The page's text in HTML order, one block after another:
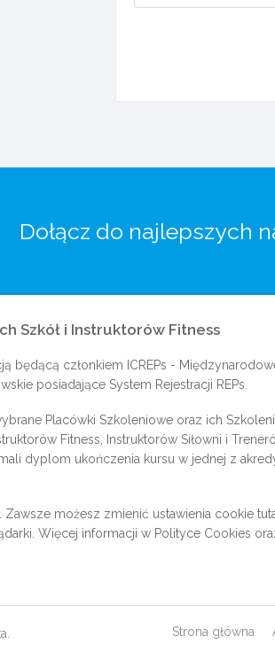
Dołącz do najlepszych
Szkół i Instruktorów Fitness
będącą członkiem ICREPs -
posiadające System Rejestracji REPs.
Placówki Szkoleniowe oraz ich
Fitness, Instruktorów Siłowni i
dyplom ukończenia kursu w jednej z
Zawsze możesz zmienić ustawienia cookie
Więcej informacji w Polityce Cookies
Strona główna